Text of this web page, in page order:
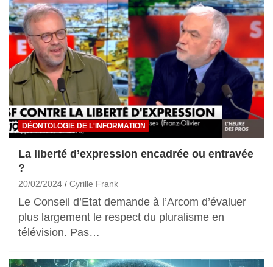
DÉONTOLOGIE DE L'INFORMATION
La liberté d’expression encadrée ou entravée
?
20/02/2024 Cyrille Frank
Le Conseil d’Etat demande à l’Arcom d’évaluer
plus largement le respect du pluralisme en
télévision. Pas…